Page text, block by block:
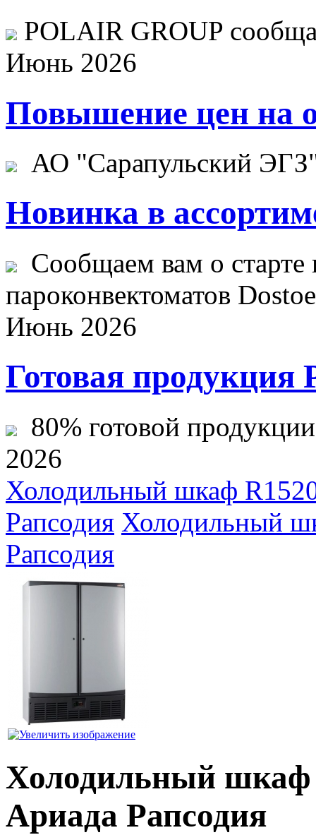
POLAIR GROUP
Июнь 2026
Повышение цен на
АО "Сарапульский
Новинка в
Сообщаем вам о старте
пароконвектоматов
Июнь 2026
Готовая продукция
80% готовой
2026
Холодильный шкаф
Рапсодия Холодильный
Рапсодия
Холодильный шкаф
Ариада Рапсодия